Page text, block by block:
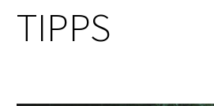
TIPPS